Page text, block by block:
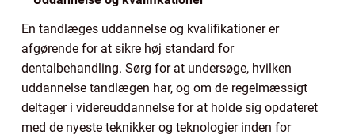
En tandlæges uddannelse og kvalifikationer er
afgørende for at sikre høj standard for
dentalbehandling. Sørg for at undersøge, hvilken
uddannelse tandlægen har, og om de regelmæssigt
deltager i videreuddannelse for at holde sig opdateret
med de nyeste teknikker og teknologier inden for